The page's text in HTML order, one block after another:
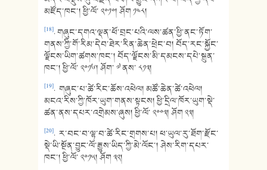
མཛོད་ཁང་། ཕྱི་ལོ་ ༢༠༡༠། ཤོག ༡༤༨།
[18]. གཞུང་དགའ་ལྡན་ཕོ་བྲང་པའི་ལས་ཚན་ཕྱི་ནང་ཏོག་
གནས་ཀྱི་གོ་རིམ་དེབ་ཐེར་རིན་ཆེན་ཕྲེང་བ། བོད་རང་སྐྱོང་
ལྗོངས་ཡིག་ཚགས་ཁང་། བོད་ལྗོངས་མི་དམངས་དཔེ་སྐྲུན་
ཁང་། ཕྱི་ལོ་ ༢༠༡༦། ཤོག་ ༧ ནས་ ༨༡༣།
[19]. གཞུང་པ་ཚེ་རིང་ཆོས་འཕེལ། མཚོ་ཆེན་ཚེ་འཕེལ།
མངའ་རིས་ཀྱི་ཁོར་ཡུག་གནས་སྟངས། ཕྱི་དྲིལ་ཁོར་ཡུག་སྡེ་
ཚན་ནས་དཔར་འགྲེམས་ཞུས། ཕྱི་ལོ་ ༢༠༠༣། ཤོག ༢༣།
[20]. ར་བང་བ་ལྷ་བ་ཚེ་རིང་གྲགས་པ། ཕ་ཡུལ་རུ་ཐོག་རྫོང་
སྡེ་ཡི་སྔོན་བྱུང་ལོ་རྒྱུས་ཡིད་ཀྱི་མེ་ལོང་། ཤེས་རིག་དཔར་
ཁང་། ཕྱི་ལོ་ ༢༠༡༥། ཤོག ༣༢།